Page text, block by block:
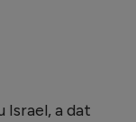
Israel, a dat